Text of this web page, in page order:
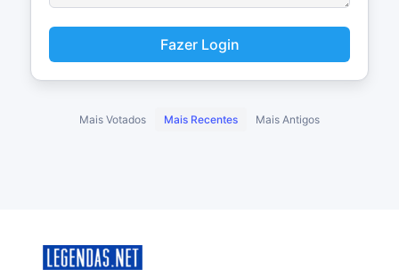
Fazer Login
Mais Votados Mais Recentes Mais Antigos